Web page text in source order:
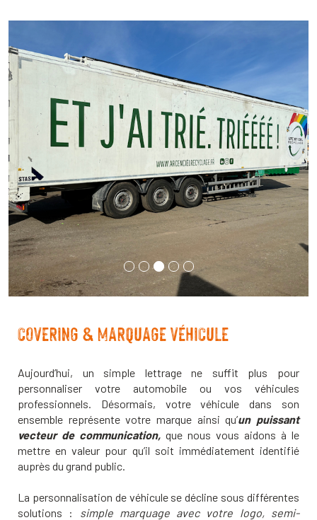
COVERING & MARQUAGE VÉHICULE
Aujourd’hui, un simple lettrage ne suffit plus pour
personnaliser votre automobile ou vos véhicules
professionnels. Désormais, votre véhicule dans son
ensemble représente votre marque ainsi qu’un puissant
vecteur de communication, que nous vous aidons à le
mettre en valeur pour qu’il soit immédiatement identifié
auprès du grand public.
La personnalisation de véhicule se décline sous différentes
solutions : simple marquage avec votre logo, semi-